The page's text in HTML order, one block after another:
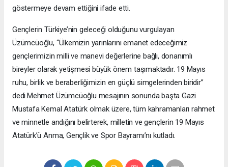
göstermeye devam ettiğini ifade etti.
Gençlerin Türkiye’nin geleceği olduğunu vurgulayan
Üzümcüoğlu, “Ülkemizin yarınlarını emanet edeceğimiz
gençlerimizin milli ve manevi değerlerine bağlı, donanımlı
bireyler olarak yetişmesi büyük önem taşımaktadır. 19 Mayıs
ruhu, birlik ve beraberliğimizin en güçlü simgelerinden biridir”
dedi.Mehmet Üzümcüoğlu mesajının sonunda başta Gazi
Mustafa Kemal Atatürk olmak üzere, tüm kahramanları rahmet
ve minnetle andığını belirterek, milletin ve gençlerin 19 Mayıs
Atatürk’ü Anma, Gençlik ve Spor Bayramı’nı kutladı.